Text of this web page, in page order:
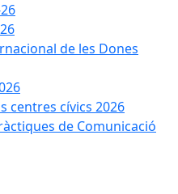
de les Dones
centres cívics 2026
de Comunicació